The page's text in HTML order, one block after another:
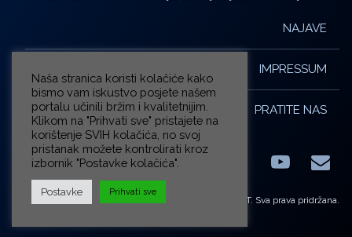
NAJAVE
IMPRESSUM
PRATITE NAS
FacebookLinkedIn E-
© ZG-KULT. Sva prava pridržana.
Naša stranica koristi kolačiće kako
bismo vam iskustvo posjete našem
portalu učinili bržim i kvalitetnijim.
Klikom na "Prihvati sve" pristajete na
korištenje SVIH kolačića, no svoj
pristanak možete kontrolirati kroz
izbornik "Postavke kolačića".
Postavke Prihvati sve